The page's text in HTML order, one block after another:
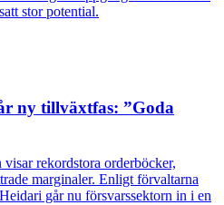
stor potential.
ny tillväxtfas: ”Goda
rekordstora orderböcker,
marginaler. Enligt förvaltarna
går nu försvarssektorn in i en